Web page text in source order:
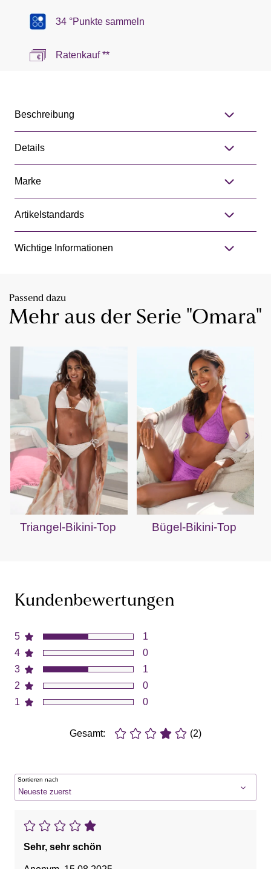
34 °Punkte sammeln
Ratenkauf **
Beschreibung
Details
Marke
Artikelstandards
Wichtige Informationen
Passend dazu
Mehr aus der Serie "Omara"
Triangel-Bikini-Top Bügel-Bikini-Top
Kundenbewertungen
5
4
3
2
1
1
0
1
0
0
Gesamt: (2)
Sortieren nach
Sehr, sehr schön